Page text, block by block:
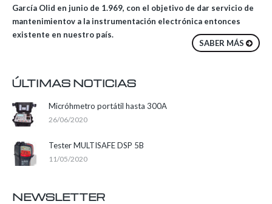
García Olid en junio de 1.969, con el objetivo de dar servicio de
mantenimientov a la instrumentación electrónica entonces
existente en nuestro país.
SABER MÁS
ÚLTIMAS NOTICIAS
Micróhmetro portátil hasta 300A
26/06/2020
Tester MULTISAFE DSP 5B
11/05/2020
NEWSLETTER